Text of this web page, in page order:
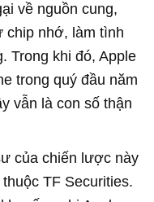
về nguồn cung,
chip nhớ, làm tình
Trong khi đó, Apple
trong quý đầu năm
vẫn là con số thận
của chiến lược này
TF Securities.